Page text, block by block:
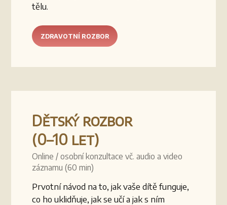
tělu.
ZDRAVOTNÍ ROZBOR
Dětský rozbor
(0–10 let)
Online / osobní konzultace vč. audio a video
záznamu (60 min)
Prvotní návod na to, jak vaše dítě funguje,
co ho uklidňuje, jak se učí a jak s ním